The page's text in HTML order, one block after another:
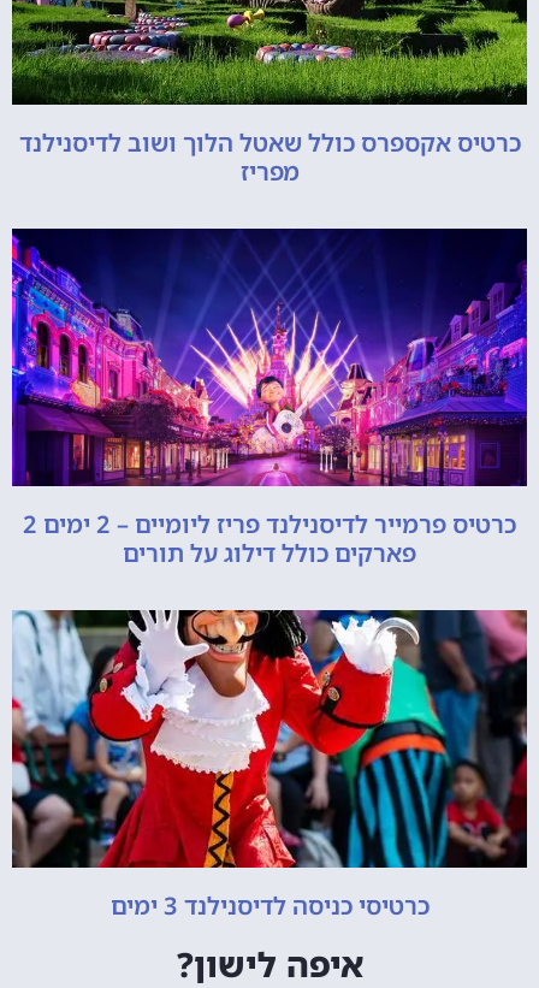
כרטיס אקספרס כולל שאטל הלוך ושוב לדיסנילנד
מפריז
כרטיס פרמייר לדיסנילנד פריז ליומיים – 2 ימים 2
פארקים כולל דילוג על תורים
כרטיסי כניסה לדיסנילנד 3 ימים
איפה לישון?